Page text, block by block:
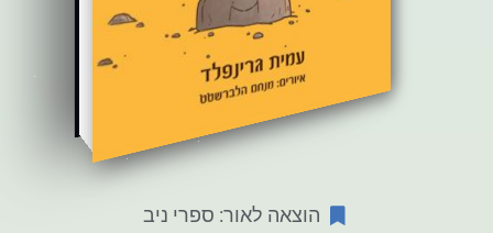
הוצאה לאור: ספרי ניב